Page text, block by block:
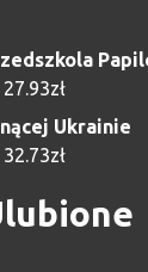
27.93zł
Ukrainie
32.73zł